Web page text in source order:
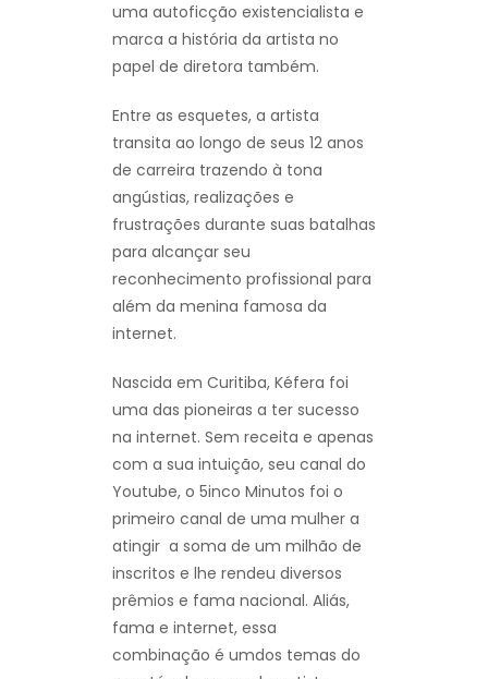
uma autoficção existencialista e
marca a história da artista no
papel de diretora também.
Entre as esquetes, a artista
transita ao longo de seus 12 anos
de carreira trazendo à tona
angústias, realizações e
frustrações durante suas batalhas
para alcançar seu
reconhecimento profissional para
além da menina famosa da
internet.
Nascida em Curitiba, Kéfera foi
uma das pioneiras a ter sucesso
na internet. Sem receita e apenas
com a sua intuição, seu canal do
Youtube, o 5inco Minutos foi o
primeiro canal de uma mulher a
atingir a soma de um milhão de
inscritos e lhe rendeu diversos
prêmios e fama nacional. Aliás,
fama e internet, essa
combinação é umdos temas do